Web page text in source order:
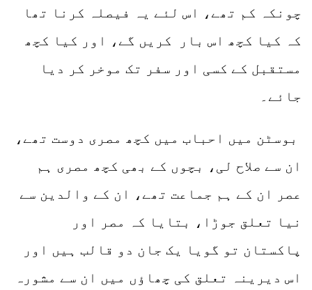
چونکہ کم تھے، اس لئے یہ فیصلہ کرنا تھا
کہ کیا کچھ اس بار کریں گے، اور کیا کچھ
مستقبل کے کسی اور سفر تک موخر کر دیا
جائے۔
بوسٹن میں احباب میں کچھ مصری دوست تھے،
ان سے صلاح لی، بچوں کے بھی کچھ مصری ہم
عصر ان کے ہم جماعت تھے، ان کے والدین سے
نیا تعلق جوڑا، بتایا کہ مصر اور
پاکستان تو گویا یک جان دو قالب ہیں اور
اس دیرینہ تعلق کی چھاؤں میں ان سے مشورہ